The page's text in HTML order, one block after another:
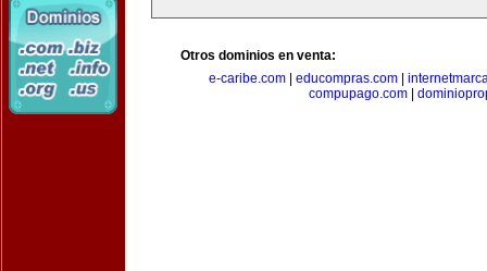
Otros dominios en venta:
e-caribe.com| educompras.com|
compupago.com|